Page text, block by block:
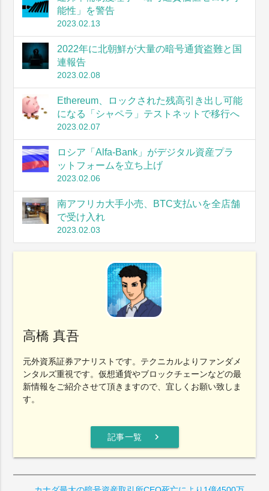
能性」を警告
2023.02.13
2022年に北朝鮮が大量の暗号通貨盗難と国
連報告
2023.02.08
Ethereum、ロックされた残高引き出し可能
になる「シャペラ」テストネットで移行へ
2023.02.07
ロシア「Alfa-Bank」がデジタル資産プラ
ットフォームを立ち上げ
2023.02.06
南アフリカ大手小売、BTC支払いを全店舗
で受け入れ
2023.02.03
高橋 真吾
元外資系証券アナリストです。テクニカルよりファンダメ
ンタルズ重視です。仮想通貨やブロックチェーンなどの最
新情報をご紹介させて頂きますので、宜しくお願い致しま
す。
記事一覧 chevron_right